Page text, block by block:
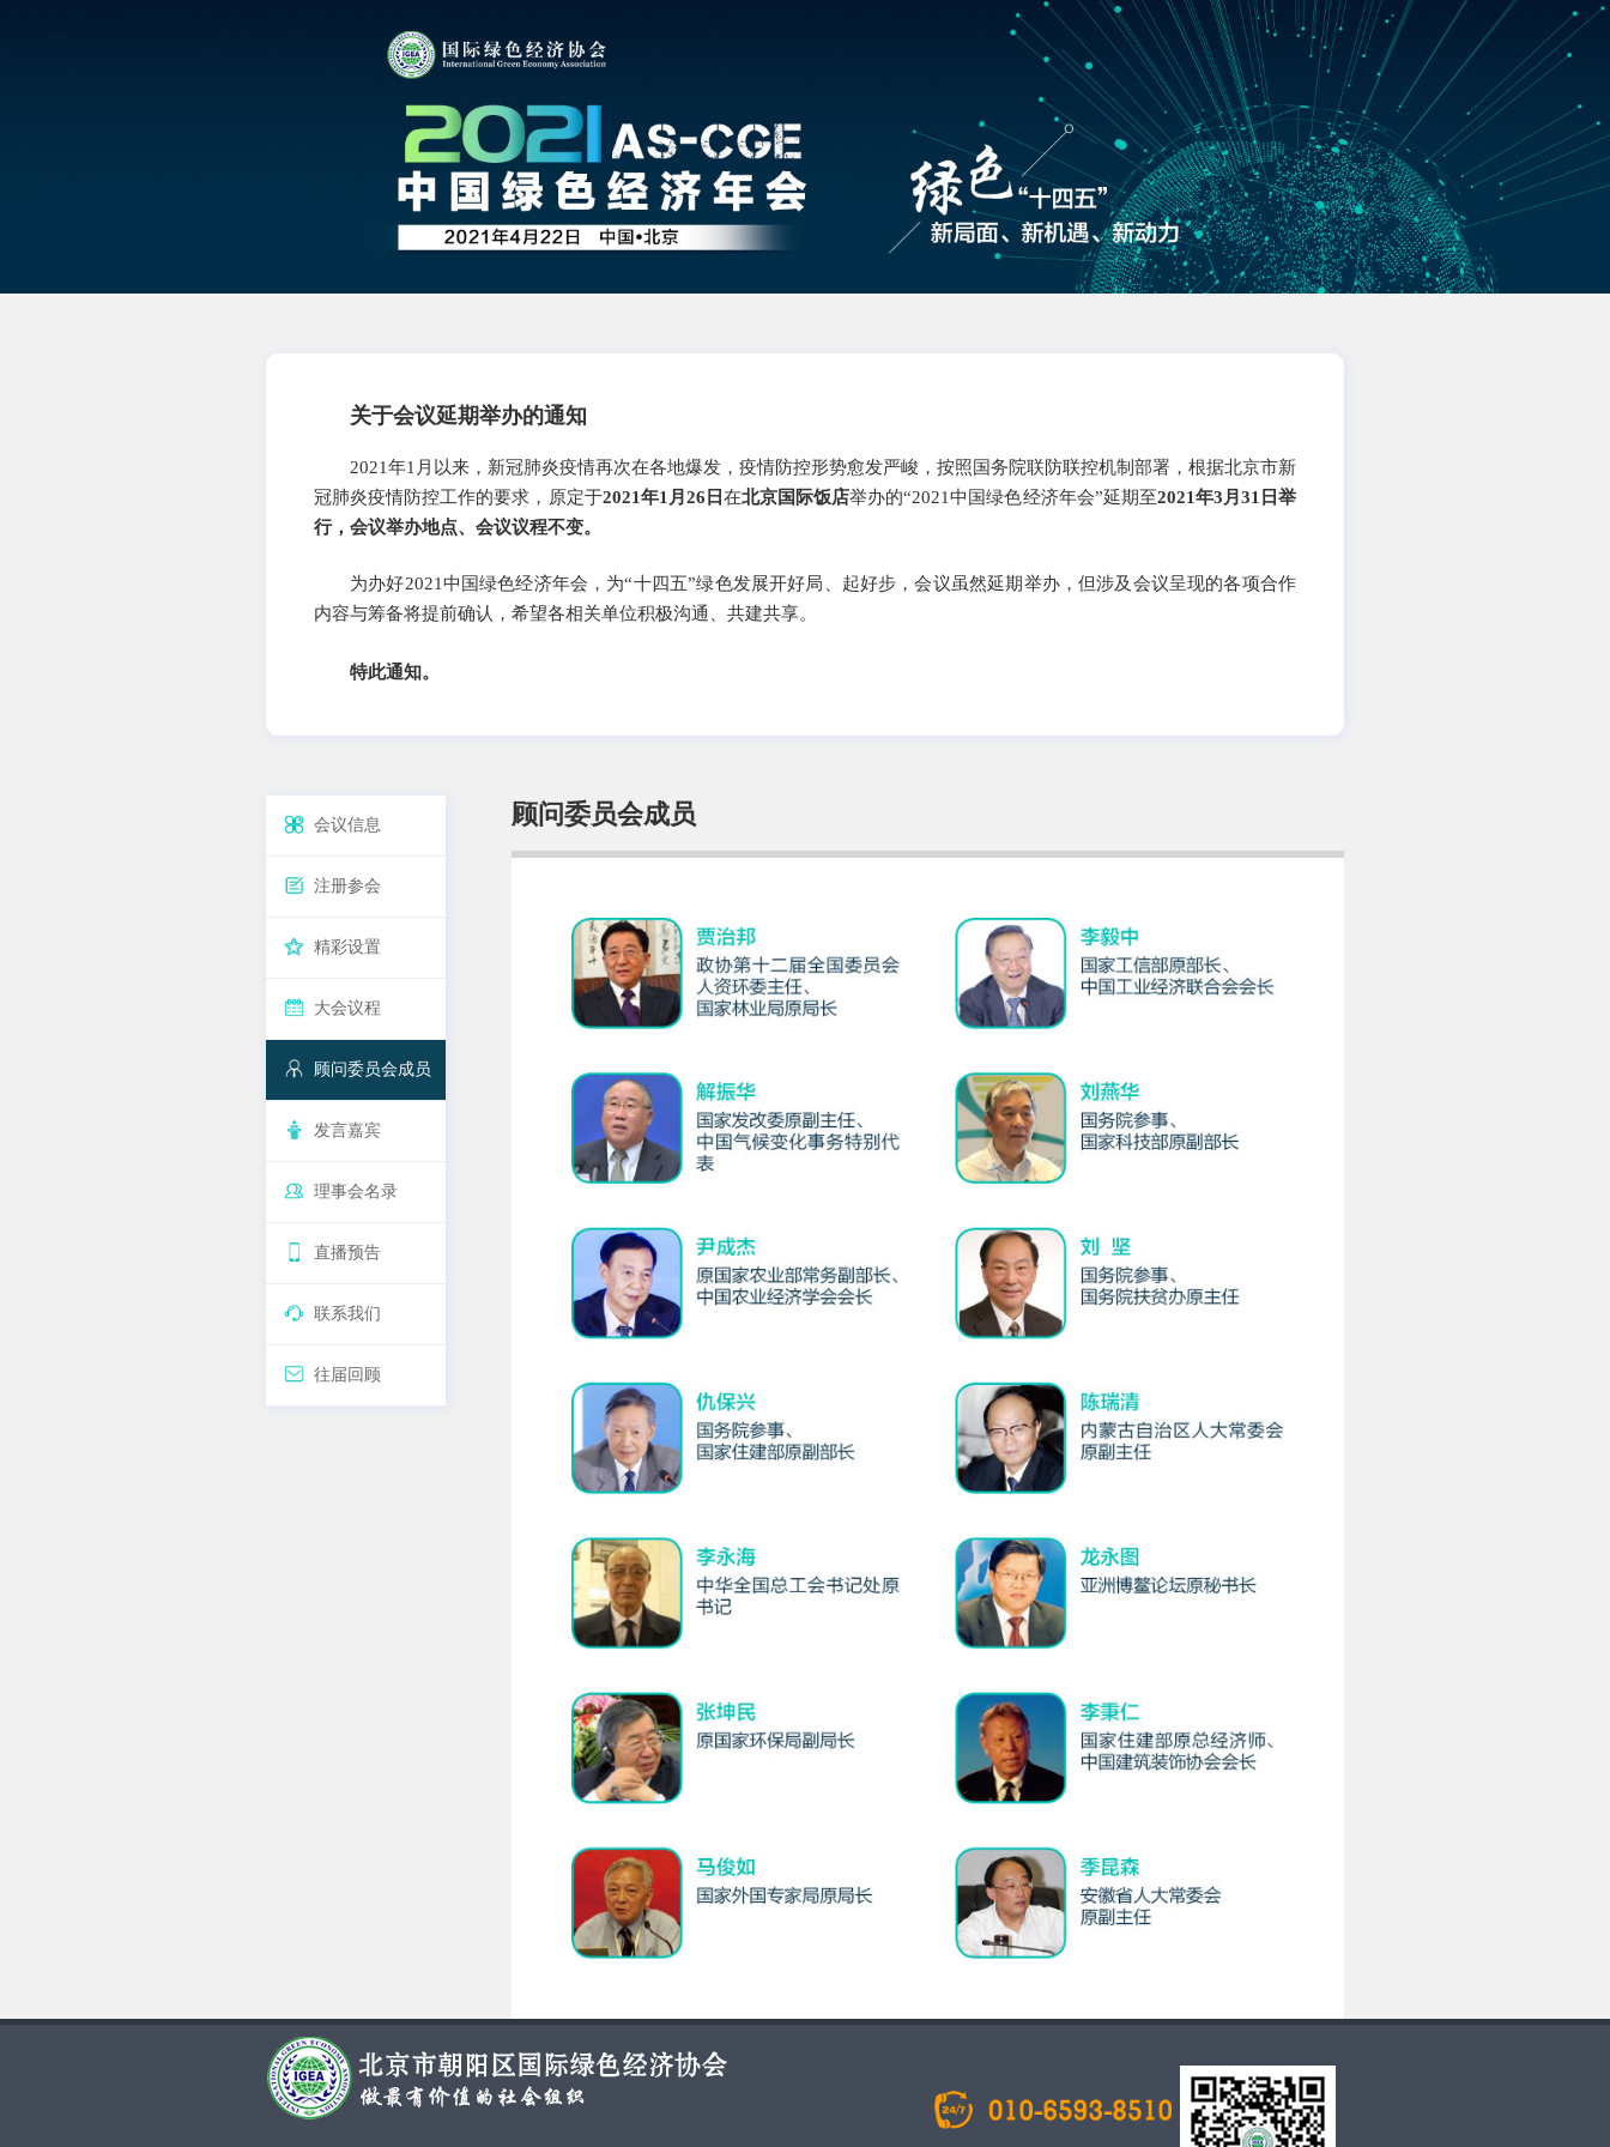
关于会议延期举办的通知
2021年1月以来，新冠肺炎疫情再次在各地爆发，疫情防控形势愈发严峻，按照国务院联防联控机制部署，根据北京市新
冠肺炎疫情防控工作的要求，原定于2021年1月26日在北京国际饭店举办的“2021中国绿色经济年会”延期至2021年3月31日举
行，会议举办地点、会议议程不变。
为办好2021中国绿色经济年会，为“十四五”绿色发展开好局、起好步，会议虽然延期举办，但涉及会议呈现的各项合作
内容与筹备将提前确认，希望各相关单位积极沟通、共建共享。
特此通知。
会议信息
注册参会
精彩设置
大会议程
顾问委员会成员
发言嘉宾
理事会名录
直播预告
联系我们
往届回顾
顾问委员会成员